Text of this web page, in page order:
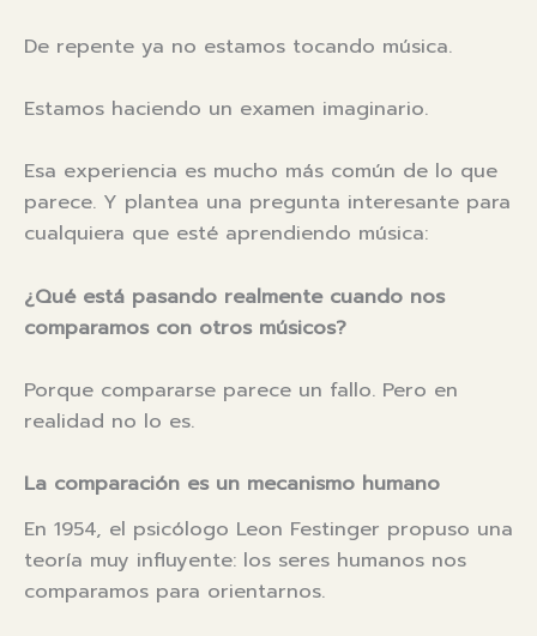
De repente ya no estamos tocando música.
Estamos haciendo un examen imaginario.
Esa experiencia es mucho más común de lo que
parece. Y plantea una pregunta interesante para
cualquiera que esté aprendiendo música:
¿Qué está pasando realmente cuando nos
comparamos con otros músicos?
Porque compararse parece un fallo. Pero en
realidad no lo es.
La comparación es un mecanismo humano
En 1954, el psicólogo Leon Festinger propuso una
teoría muy influyente: los seres humanos nos
comparamos para orientarnos.